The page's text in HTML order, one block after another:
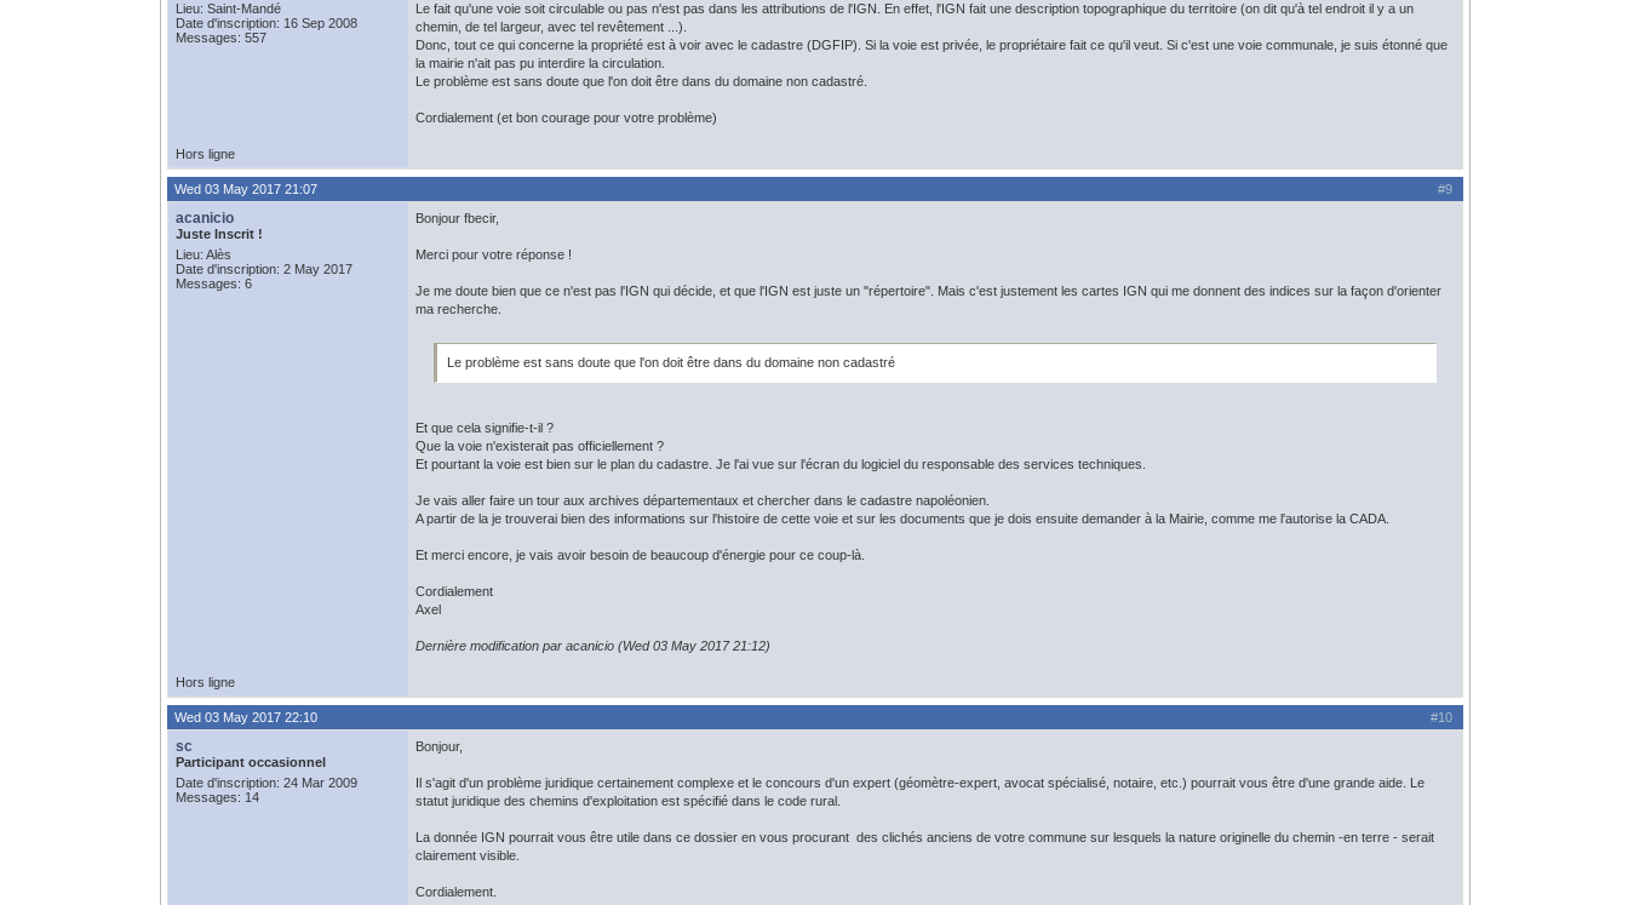
Lieu: Saint-Mandé
Date d'inscription: 16 Sep 2008
Messages: 557
Le fait qu'une voie soit circulable ou pas n'est pas dans les attributions de l'IGN. En effet, l'IGN fait une description topographique du territoire (on dit qu'à tel endroit il y a un
chemin, de tel largeur, avec tel revêtement ...).
Donc, tout ce qui concerne la propriété est à voir avec le cadastre (DGFIP). Si la voie est privée, le propriétaire fait ce qu'il veut. Si c'est une voie communale, je suis étonné que
la mairie n'ait pas pu interdire la circulation.
Le problème est sans doute que l'on doit être dans du domaine non cadastré.
Cordialement (et bon courage pour votre problème)
Hors ligne
#9
Wed 03 May 2017 21:07
acanicio
Juste Inscrit !
Lieu: Alès
Date d'inscription: 2 May 2017
Messages: 6
Bonjour fbecir,
Merci pour votre réponse !
Je me doute bien que ce n'est pas l'IGN qui décide, et que l'IGN est juste un "répertoire". Mais c'est justement les cartes IGN qui me donnent des indices sur la façon d'orienter
ma recherche.
Le problème est sans doute que l'on doit être dans du domaine non cadastré
Et que cela signifie-t-il ?
Que la voie n'existerait pas officiellement ?
Et pourtant la voie est bien sur le plan du cadastre. Je l'ai vue sur l'écran du logiciel du responsable des services techniques.
Je vais aller faire un tour aux archives départementaux et chercher dans le cadastre napoléonien.
A partir de la je trouverai bien des informations sur l'histoire de cette voie et sur les documents que je dois ensuite demander à la Mairie, comme me l'autorise la CADA.
Et merci encore, je vais avoir besoin de beaucoup d'énergie pour ce coup-là.
Cordialement
Axel
Dernière modification par acanicio (Wed 03 May 2017 21:12)
Hors ligne
#10
Wed 03 May 2017 22:10
sc
Participant occasionnel
Date d'inscription: 24 Mar 2009
Messages: 14
Bonjour,
Il s'agit d'un problème juridique certainement complexe et le concours d'un expert (géomètre-expert, avocat spécialisé, notaire, etc.) pourrait vous être d'une grande aide. Le
statut juridique des chemins d'exploitation est spécifié dans le code rural.
La donnée IGN pourrait vous être utile dans ce dossier en vous procurant des clichés anciens de votre commune sur lesquels la nature originelle du chemin -en terre - serait
clairement visible.
Cordialement.